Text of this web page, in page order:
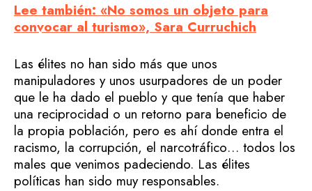
Lee también: «No somos un objeto para
convocar al turismo», Sara Curruchich
Las élites no han sido más que unos
manipuladores y unos usurpadores de un poder
que le ha dado el pueblo y que tenía que haber
una reciprocidad o un retorno para beneficio de
la propia población, pero es ahí donde entra el
racismo, la corrupción, el narcotráfico… todos los
males que venimos padeciendo. Las élites
políticas han sido muy responsables.